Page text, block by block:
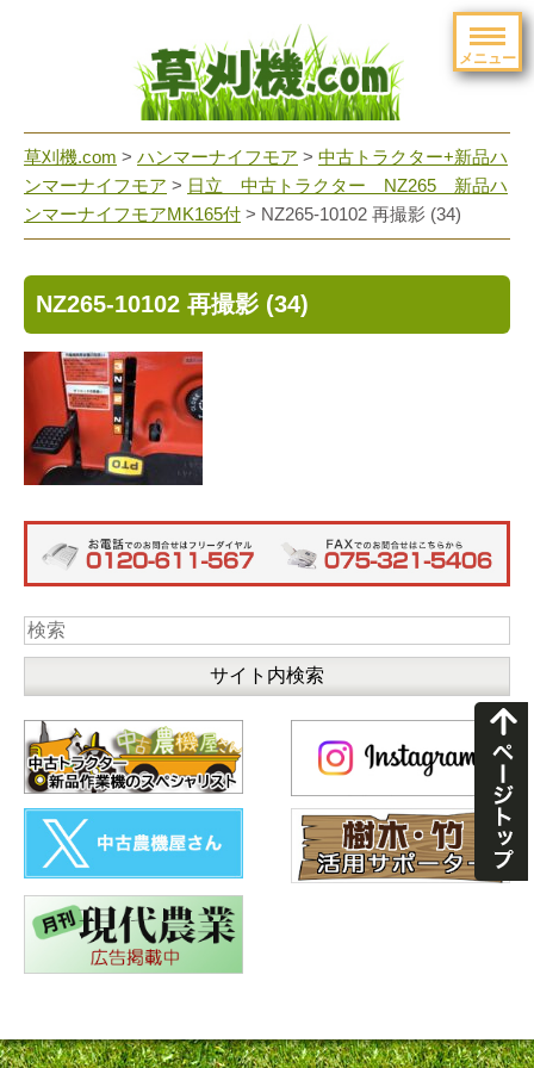
メニュー
草刈機.com > ハンマーナイフモア > 中古トラクター+新品ハ
ンマーナイフモア > 日立 中古トラクター NZ265 新品ハ
ンマーナイフモアMK165付 > NZ265-10102 再撮影 (34)
NZ265-10102 再撮影 (34)